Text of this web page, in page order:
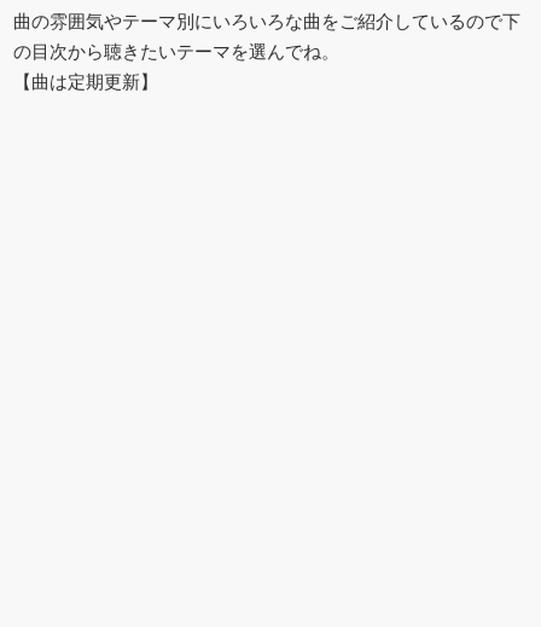
曲の雰囲気やテーマ別にいろいろな曲をご紹介しているので下
の目次から聴きたいテーマを選んでね。
【曲は定期更新】